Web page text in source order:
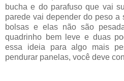
bucha e do parafuso que vai
parede vai depender do peso a
bolsas e elas não são
quadrinho bem leve e duas
essa ideia para algo mais
pendurar panelas, você deve